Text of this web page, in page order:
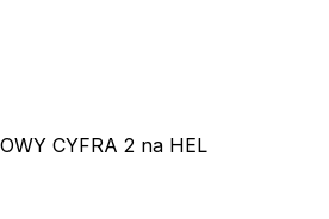
CYFRA 2 na HEL